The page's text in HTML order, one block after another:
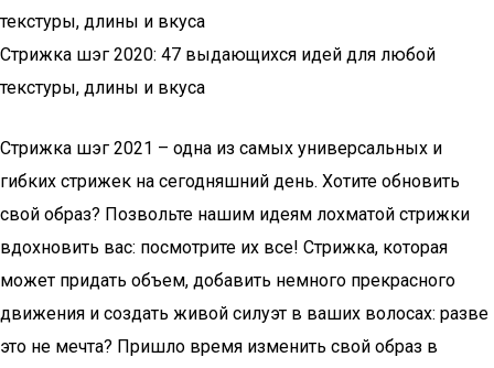
текстуры, длины и вкуса
Стрижка шэг 2020: 47 выдающихся идей для любой
текстуры, длины и вкуса
Стрижка шэг 2021 – одна из самых универсальных и
гибких стрижек на сегодняшний день. Хотите обновить
свой образ? Позвольте нашим идеям лохматой стрижки
вдохновить вас: посмотрите их все! Стрижка, которая
может придать объем, добавить немного прекрасного
движения и создать живой силуэт в ваших волосах: разве
это не мечта? Пришло время изменить свой образ в